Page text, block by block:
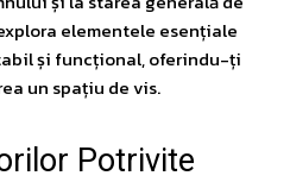
elementele esențiale
și funcțional, oferindu-ți
un spațiu de vis.
Potrivite